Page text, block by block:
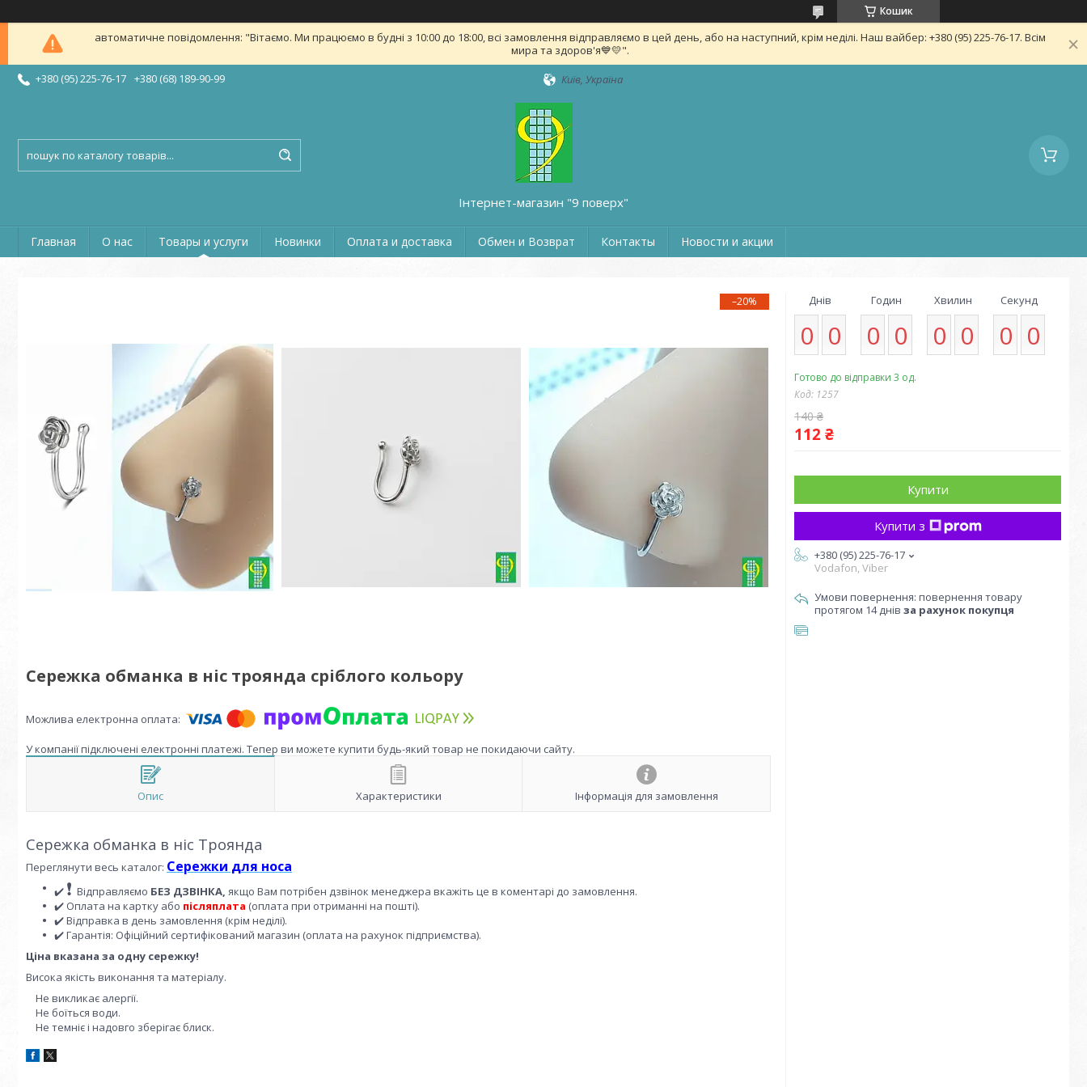
Кошик
автоматичне повідомлення: "Вітаємо. Ми працюємо в будні з 10:00 до 18:00, всі замовлення відправляємо в цей день, або на наступний, крім неділі. Наш вайбер: +380 (95) 225-76-17. Всім
мира та здоров'я💙💛".
+380 (95) 225-76-17 +380 (68) 189-90-99 Київ, Україна
Інтернет-магазин "9 поверх"
Главная О нас Товары и услуги Новинки Оплата и доставка Обмен и Возврат Контакты Новости и акции
–20%
Сережка обманка в ніс троянда сріблого кольору
У компанії підключені електронні платежі. Тепер ви можете купити будь-який товар не покидаючи сайту.
Опис Характеристики Інформація для замовлення
Сережка обманка в ніс Троянда
Переглянути весь каталог: Сережки для носа
✔️ ❗ Відправляємо БЕЗ ДЗВІНКА, якщо Вам потрібен дзвінок менеджера вкажіть це в коментарі до замовлення.
✔️ Оплата на картку або післяплата (оплата при отриманні на пошті).
✔️ Відправка в день замовлення (крім неділі).
✔️ Гарантія: Офіційний сертифікований магазин (оплата на рахунок підприємства).
Ціна вказана за одну сережку!
Висока якість виконання та матеріалу.
Не викликає алергії.
Не боїться води.
Не темніє і надовго зберігає блиск.
Днів
0 0
Годин
0 0
Хвилин
0 0
Секунд
0 0
Готово до відправки 3 од.
Код: 1257
140 ₴
112 ₴
Купити
Купити з
+380 (95) 225-76-17
Vodafon, Viber
повернення товару
протягом 14 днів за рахунок покупця